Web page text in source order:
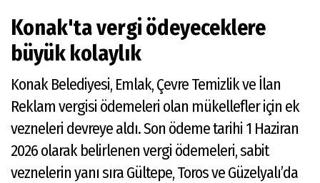
Konak'ta vergi ödeyeceklere
büyük kolaylık
Konak Belediyesi, Emlak, Çevre Temizlik ve İlan
Reklam vergisi ödemeleri olan mükellefler için ek
vezneleri devreye aldı. Son ödeme tarihi 1 Haziran
2026 olarak belirlenen vergi ödemeleri, sabit
veznelerin yanı sıra Gültepe, Toros ve Güzelyalı’da